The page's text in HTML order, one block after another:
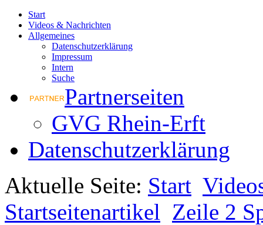
Start
Videos & Nachrichten
Allgemeines
Datenschutzerklärung
Impressum
Intern
Suche
Partnerseiten
GVG Rhein-Erft
Datenschutzerklärung
Aktuelle Seite: Start
Startseitenartikel Zeile 2